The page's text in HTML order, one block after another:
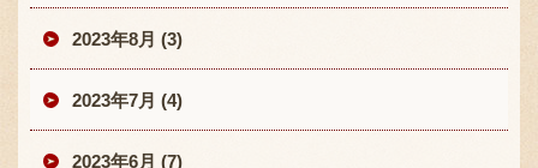
2023年8月 (3)
2023年7月 (4)
2023年6月 (7)